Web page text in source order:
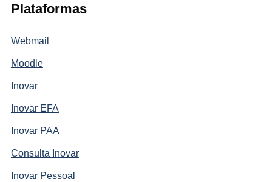
Plataformas
Webmail
Moodle
Inovar
Inovar EFA
Inovar PAA
Consulta Inovar
Inovar Pessoal